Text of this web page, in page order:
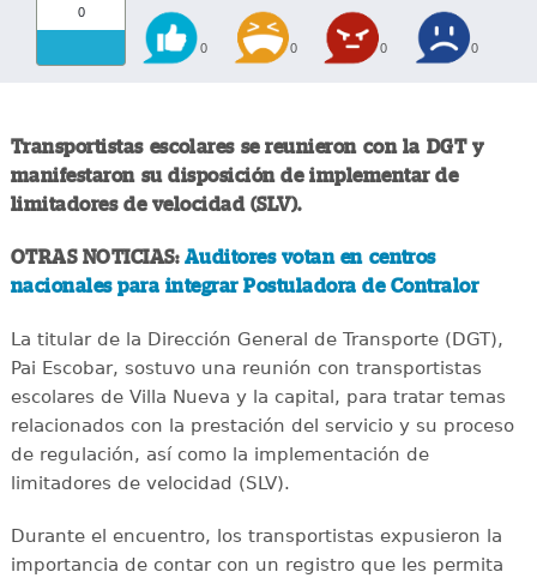
0
0 0 0 0
Transportistas escolares se reunieron con la DGT y
manifestaron su disposición de implementar de
limitadores de velocidad (SLV).
OTRAS NOTICIAS: Auditores votan en centros
nacionales para integrar Postuladora de Contralor
La titular de la Dirección General de Transporte (DGT),
Pai Escobar, sostuvo una reunión con transportistas
escolares de Villa Nueva y la capital, para tratar temas
relacionados con la prestación del servicio y su proceso
de regulación, así como la implementación de
limitadores de velocidad (SLV).
Durante el encuentro, los transportistas expusieron la
importancia de contar con un registro que les permita